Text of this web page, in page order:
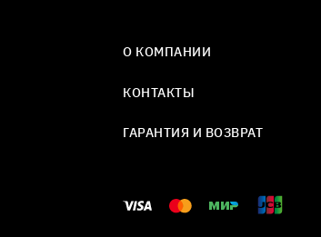
О КОМПАНИИ
КОНТАКТЫ
ГАРАНТИЯ И ВОЗВРАТ